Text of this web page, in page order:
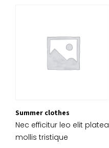
$80.00.$69.99.
Summer clothes
Nec efficitur leo elit platea
mollis tristique